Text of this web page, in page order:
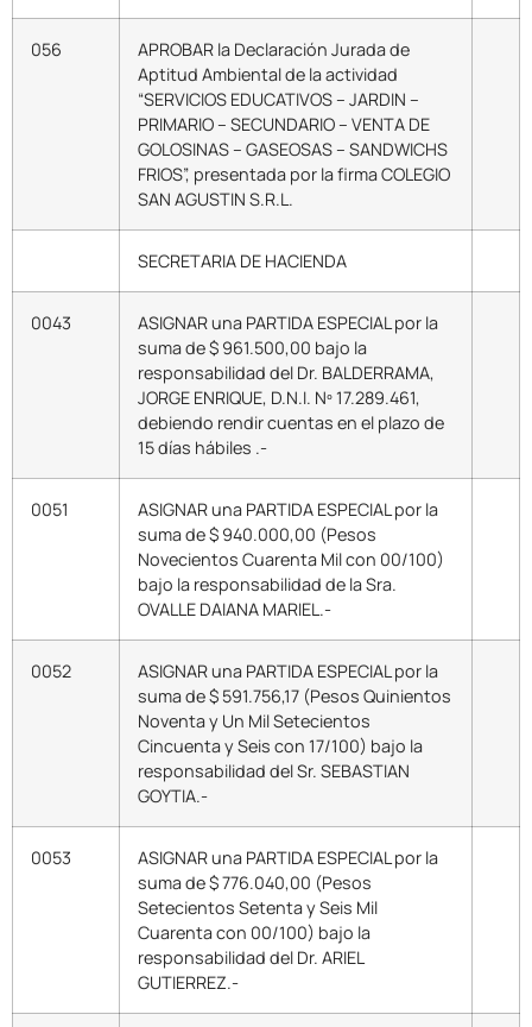
056
APROBAR la Declaración Jurada de
Aptitud Ambiental de la actividad
“SERVICIOS EDUCATIVOS – JARDIN –
PRIMARIO – SECUNDARIO – VENTA DE
GOLOSINAS – GASEOSAS – SANDWICHS
FRIOS”, presentada por la firma COLEGIO
SAN AGUSTIN S.R.L.
SECRETARIA DE HACIENDA
0043
ASIGNAR una PARTIDA ESPECIAL por la
suma de $ 961.500,00 bajo la
responsabilidad del Dr. BALDERRAMA,
JORGE ENRIQUE, D.N.I. Nº 17.289.461,
debiendo rendir cuentas en el plazo de
15 días hábiles .-
0051
ASIGNAR una PARTIDA ESPECIAL por la
suma de $ 940.000,00 (Pesos
Novecientos Cuarenta Mil con 00/100)
bajo la responsabilidad de la Sra.
OVALLE DAIANA MARIEL.-
0052
ASIGNAR una PARTIDA ESPECIAL por la
suma de $ 591.756,17 (Pesos Quinientos
Noventa y Un Mil Setecientos
Cincuenta y Seis con 17/100) bajo la
responsabilidad del Sr. SEBASTIAN
GOYTIA.-
0053
ASIGNAR una PARTIDA ESPECIAL por la
suma de $ 776.040,00 (Pesos
Setecientos Setenta y Seis Mil
Cuarenta con 00/100) bajo la
responsabilidad del Dr. ARIEL
GUTIERREZ.-